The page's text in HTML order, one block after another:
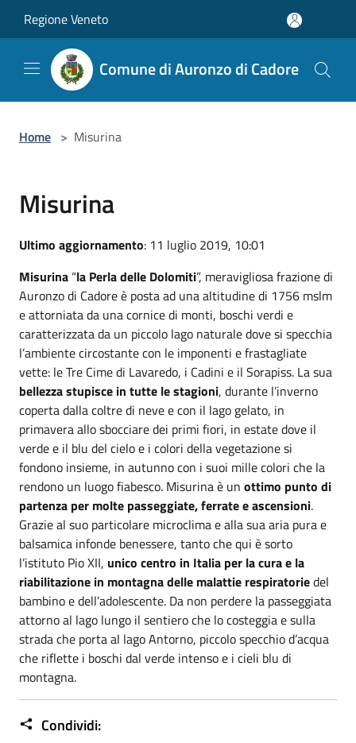
Regione Veneto
Comune di Auronzo di Cadore
Home > Misurina
Misurina
Ultimo aggiornamento: 11 luglio 2019, 10:01
Misurina “la Perla delle Dolomiti”, meravigliosa frazione di
Auronzo di Cadore è posta ad una altitudine di 1756 mslm
e attorniata da una cornice di monti, boschi verdi e
caratterizzata da un piccolo lago naturale dove si specchia
l’ambiente circostante con le imponenti e frastagliate
vette: le Tre Cime di Lavaredo, i Cadini e il Sorapiss. La sua
bellezza stupisce in tutte le stagioni, durante l’inverno
coperta dalla coltre di neve e con il lago gelato, in
primavera allo sbocciare dei primi fiori, in estate dove il
verde e il blu del cielo e i colori della vegetazione si
fondono insieme, in autunno con i suoi mille colori che la
rendono un luogo fiabesco. Misurina è un ottimo punto di
partenza per molte passeggiate, ferrate e ascensioni.
Grazie al suo particolare microclima e alla sua aria pura e
balsamica infonde benessere, tanto che qui è sorto
l’istituto Pio XII, unico centro in Italia per la cura e la
riabilitazione in montagna delle malattie respiratoriedel
bambino e dell’adolescente. Da non perdere la passeggiata
attorno al lago lungo il sentiero che lo costeggia e sulla
strada che porta al lago Antorno, piccolo specchio d’acqua
che riflette i boschi dal verde intenso e i cieli blu di
montagna.
Condividi: